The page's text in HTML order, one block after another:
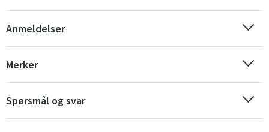
Norge
Suomi
Anmeldelser
Merker
Spørsmål og svar